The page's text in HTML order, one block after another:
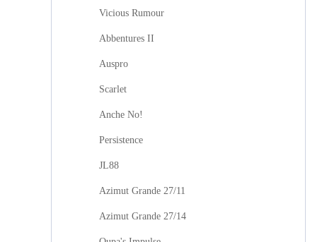
Vicious Rumour
Abbentures II
Auspro
Scarlet
Anche No!
Persistence
JL88
Azimut Grande 27/11
Azimut Grande 27/14